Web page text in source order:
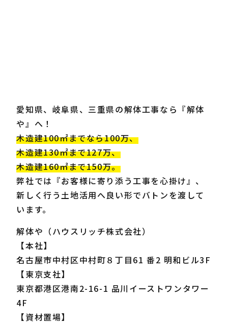
愛知県、岐阜県、三重県の解体工事なら『解体
や』へ！
木造建100㎡までなら100万、
木造建130㎡まで127万、
木造建160㎡まで150万。
弊社では『お客様に寄り添う工事を心掛け』、
新しく行う土地活用へ良い形でバトンを渡して
います。
解体や（ハウスリッチ株式会社）
【本社】
名古屋市中村区中村町８丁目61 番2 明和ビル3F
【東京支社】
東京都港区港南2-16-1 品川イーストワンタワー
4F
【資材置場】